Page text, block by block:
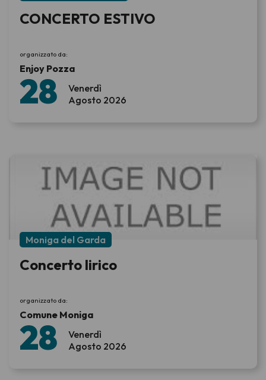
Venerdì
28 Agosto 2026
CONCERTO ESTIVO
organizzato da:
Enjoy Pozza
Venerdì
28 Agosto 2026
Moniga del Garda
Concerto lirico
organizzato da:
Comune Moniga